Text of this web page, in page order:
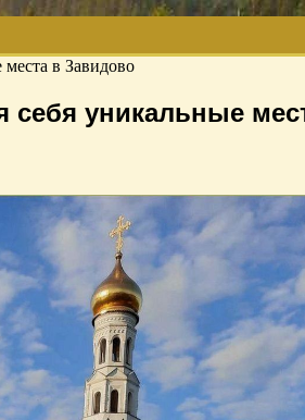
места в Завидово
себя уникальные